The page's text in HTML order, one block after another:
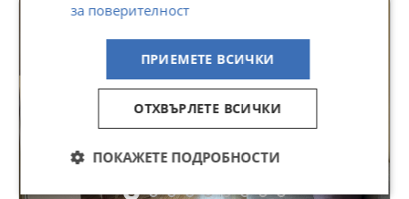
за поверителност
ПРИЕМЕТЕ ВСИЧКИ
ОТХВЪРЛЕТЕ ВСИЧКИ
ПОКАЖЕТЕ ПОДРОБНОСТИ